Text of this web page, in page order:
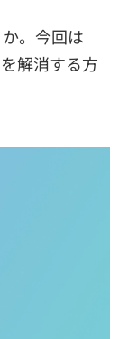
。今回は
解消する方